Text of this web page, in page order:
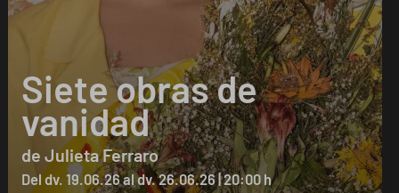
Siete obras de
vanidad
de Julieta Ferraro
Del dv. 19.06.26al dv. 26.06.26|20:00 h